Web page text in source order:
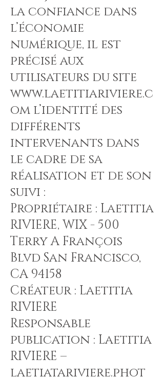
la confiance dans
l’économie
numérique, il est
précisé aux
utilisateurs du site
www.laetitiariviere.c
om l’identité des
différents
intervenants dans
le cadre de sa
réalisation et de son
suivi :
Propriétaire : Laetitia
RIVIERE, WIX - 500
Terry A François
Blvd San Francisco,
CA 94158
Créateur : Laetitia
RIVIERE
Responsable
publication : Laetitia
RIVIERE –
laetiatariviere.phot